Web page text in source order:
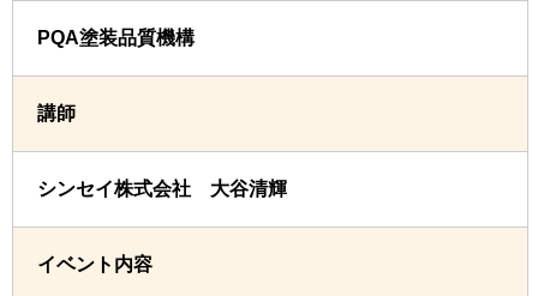
PQA塗装品質機構
講師
シンセイ株式会社 大谷清輝
イベント内容